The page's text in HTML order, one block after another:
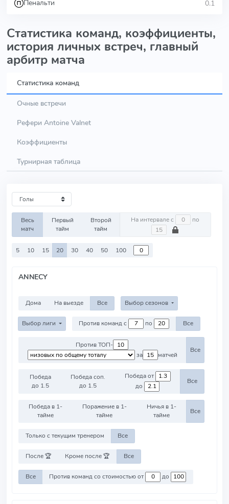
Пенальти 0.1
Статистика команд, коэффициенты,
история личных встреч, главный
арбитр матча
Статистика команд
Очные встречи
Рефери Antoine Valnet
Коэффициенты
Турнирная таблица
Весь
матч
Первый
тайм
Второй
тайм
На интервале с по
5 10 15 20 30 40 50 100
ANNECY
Дома На выезде Все Выбор сезонов
Выбор лиги Против команд с по Все
Против ТОП-
за
матчей
Все
Победа
до 1.5
Победа соп.
до 1.5
Победа от
до
Все
Победа в 1-
тайме
Поражение в 1-
тайме
Ничья в 1-
тайме
Все
Только с текущим тренером Все
После 🏆 Кроме после 🏆 Все
Все Против команд со стоимостью от до